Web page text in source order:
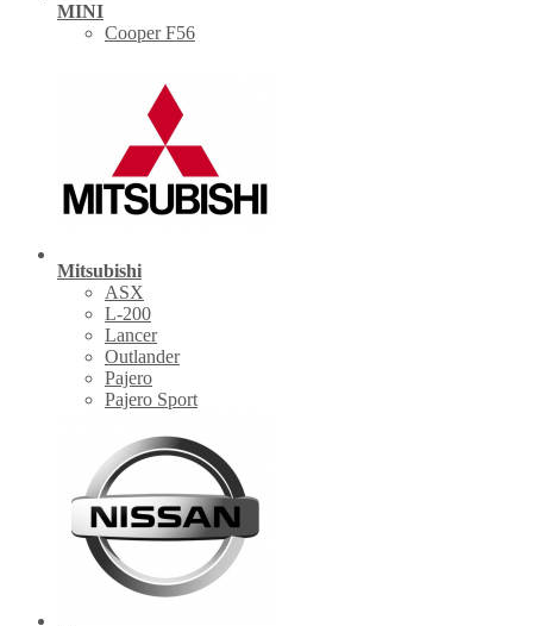
MINI
Cooper F56
Mitsubishi
ASX
L-200
Lancer
Outlander
Pajero
Pajero Sport